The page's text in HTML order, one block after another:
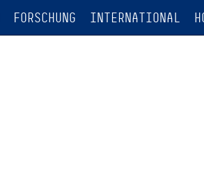
FORSCHUNG INTERNATIONAL